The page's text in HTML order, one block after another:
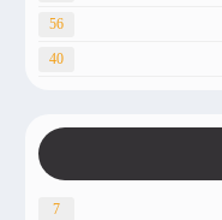
56
40
7